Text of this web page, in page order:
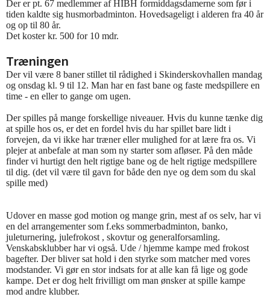
Der er pt. 67 medlemmer af HIBH formiddagsdamerne som før i
tiden kaldte sig husmorbadminton. Hovedsageligt i alderen fra 40 år
og op til 80 år.
Det koster kr. 500 for 10 mdr.
Træningen
Der vil være 8 baner stillet til rådighed i Skinderskovhallen mandag
og onsdag kl. 9 til 12. Man har en fast bane og faste medspillere en
time - en eller to gange om ugen.
Der spilles på mange forskellige niveauer. Hvis du kunne tænke dig
at spille hos os, er det en fordel hvis du har spillet bare lidt i
forvejen, da vi ikke har træner eller mulighed for at lære fra os. Vi
plejer at anbefale at man som ny starter som afløser. På den måde
finder vi hurtigt den helt rigtige bane og de helt rigtige medspillere
til dig. (det vil være til gavn for både den nye og dem som du skal
spille med)
Udover en masse god motion og mange grin, mest af os selv, har vi
en del arrangementer som f.eks sommerbadminton, banko,
juleturnering, julefrokost , skovtur og generalforsamling.
Venskabsklubber har vi også. Ude / hjemme kampe med frokost
bagefter. Der bliver sat hold i den styrke som matcher med vores
modstander. Vi gør en stor indsats for at alle kan få lige og gode
kampe. Det er dog helt frivilligt om man ønsker at spille kampe
mod andre klubber.